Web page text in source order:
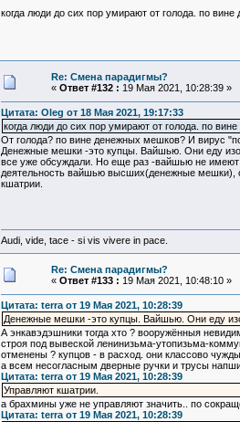
когда люди до сих пор умирают от голода. по
Re: Смена парадигмы?
« Ответ #132 : 19 Мая 2021, 10:28:39 »
Цитата: Oleg от 18 Мая 2021, 19:17:33
когда люди до сих пор умирают от голода. по
От голода? по вине денежных мешков? И вирус
Денежные мешки -это купцы. Вайшью. Они еду
все уже обсуждали. Но еще раз -вайшью не имеют
деятельность вайшью высших(денежные мешки),
кшатрии.
Audi, vide, tace - si vis vivere in pace.
Re: Смена парадигмы?
« Ответ #133 : 19 Мая 2021, 10:48:10 »
Цитата: terra от 19 Мая 2021, 10:28:39
Денежные мешки -это купцы. Вайшью. Они еду
А энкавэдэшники тогда хто ? вооружённыя
строя под вывеской ленинизьма-утопизьма-
отменены ? купцов - в расход. они классово
а всем несогласным дверные ручки и трусы
Цитата: terra от 19 Мая 2021, 10:28:39
Управляют кшатрии.
а брахмины уже не управляют значить.. по
Цитата: terra от 19 Мая 2021, 10:28:39